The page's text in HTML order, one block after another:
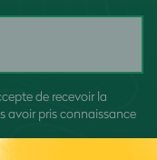
de recevoir la
avoir pris connaissance